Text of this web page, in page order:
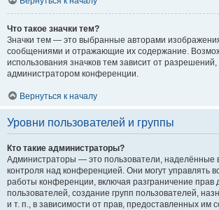
Что такое значки тем?
Значки тем — это выбранные авторами
сообщениями и отражающие их содержание.
использования значков тем зависит от
администратором конференции.
Вернуться к началу
Уровни пользователей и группы
Кто такие администраторы?
Администраторы — это пользователи, наделённые
контроля над конференцией. Они могут управлять
работы конференции, включая разграничение прав
пользователей, создание групп пользователей,
и т. п., в зависимости от прав, предоставленных им